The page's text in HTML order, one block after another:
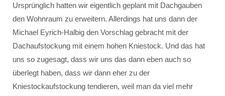
Ursprünglich hatten wir eigentlich geplant mit Dachgauben
den Wohnraum zu erweitern. Allerdings hat uns dann der
Michael Eyrich-Halbig den Vorschlag gebracht mit der
Dachaufstockung mit einem hohen Kniestock. Und das hat
uns so zugesagt, dass wir uns das dann eben auch so
überlegt haben, dass wir dann eher zu der
Kniestockaufstockung tendieren, weil man da viel mehr